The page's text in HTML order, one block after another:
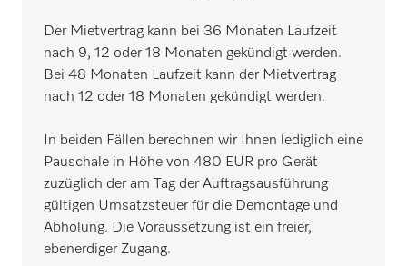
Der Mietvertrag kann bei 36 Monaten Laufzeit
nach 9, 12 oder 18 Monaten gekündigt werden.
Bei 48 Monaten Laufzeit kann der Mietvertrag
nach 12 oder 18 Monaten gekündigt werden.
In beiden Fällen berechnen wir Ihnen lediglich eine
Pauschale in Höhe von 480 EUR pro Gerät
zuzüglich der am Tag der Auftragsausführung
gültigen Umsatzsteuer für die Demontage und
Abholung. Die Voraussetzung ist ein freier,
ebenerdiger Zugang.